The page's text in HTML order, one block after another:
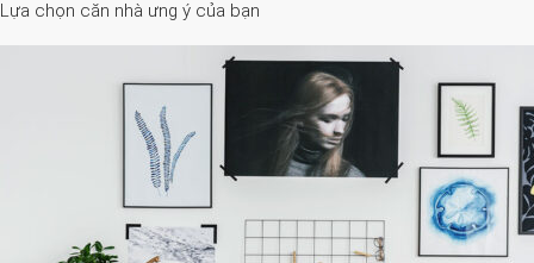
Search
Lựa chọn căn nhà ưng ý của bạn